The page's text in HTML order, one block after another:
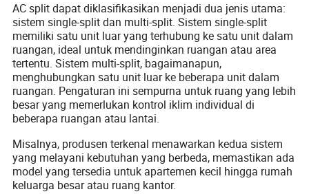
AC split dapat diklasifikasikan menjadi dua jenis utama:
sistem single-split dan multi-split. Sistem single-split
memiliki satu unit luar yang terhubung ke satu unit dalam
ruangan, ideal untuk mendinginkan ruangan atau area
tertentu. Sistem multi-split, bagaimanapun,
menghubungkan satu unit luar ke beberapa unit dalam
ruangan. Pengaturan ini sempurna untuk ruang yang lebih
besar yang memerlukan kontrol iklim individual di
beberapa ruangan atau lantai.
Misalnya, produsen terkenal menawarkan kedua sistem
yang melayani kebutuhan yang berbeda, memastikan ada
model yang tersedia untuk apartemen kecil hingga rumah
keluarga besar atau ruang kantor.